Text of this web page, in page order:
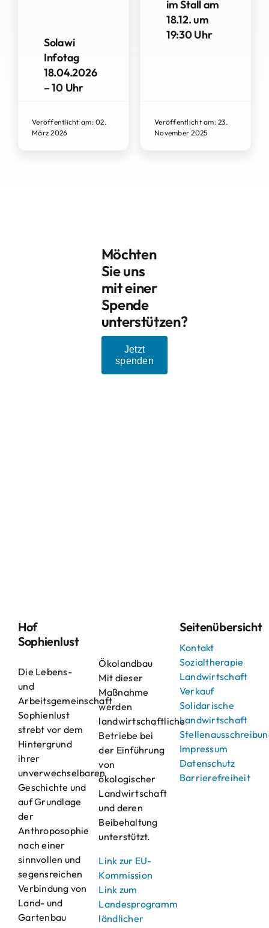
Solawi
Infotag
18.04.2026
– 10 Uhr
Veröffentlicht am: 02.
März 2026
im Stall am
18.12. um
19:30 Uhr
Veröffentlicht am: 23.
November 2025
Möchten
Sie uns
mit einer
Spende
unterstützen?
Jetzt
spenden
Hof
Sophienlust
Die Lebens-
und
Arbeitsgemeinschaft
Sophienlust
strebt vor dem
Hintergrund
ihrer
unverwechselbaren
Geschichte und
auf Grundlage
der
Anthroposophie
nach einer
sinnvollen und
segensreichen
Verbindung von
Land- und
Gartenbau
Ökolandbau
Mit dieser
Maßnahme
werden
landwirtschaftliche
Betriebe bei
der Einführung
von
ökologischer
Landwirtschaft
und deren
Beibehaltung
unterstützt.
Link zur EU-
Kommission
Link zum
Landesprogramm
ländlicher
Seitenübersicht
Kontakt
Sozialtherapie
Landwirtschaft
Verkauf
Solidarische
Landwirtschaft
Impressum
Datenschutz
Barrierefreiheit